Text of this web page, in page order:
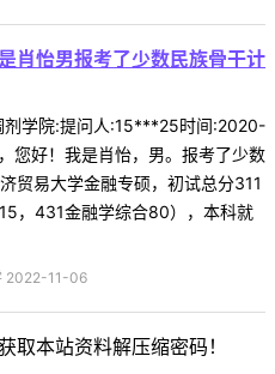
肖怡男报考了少数民族骨干计
剂学院:提问人:15***25时间:2020-
您好！我是肖怡，男。报考了少数
贸易大学金融专硕，初试总分311
，431金融学综合80），本科就
2022-11-06
取本站资料解压缩密码！